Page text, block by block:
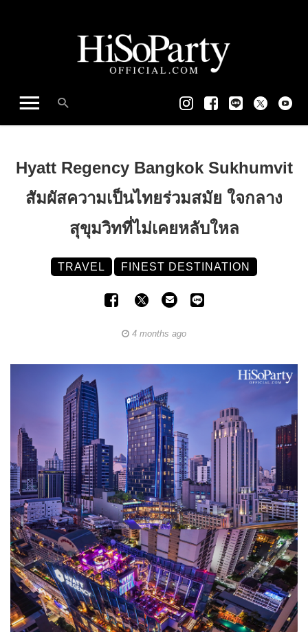
Hyatt Regency Bangkok Sukhumvit
สัมผัสความเป็นไทยร่วมสมัย ใจกลาง
สุขุมวิทที่ไม่เคยหลับใหล
TRAVEL FINEST DESTINATION
4 months ago